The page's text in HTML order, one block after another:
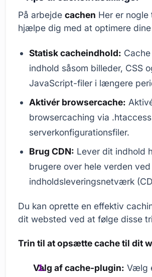
På arbejde cachen Her er nogle
hjælpe dig med at optimere
Statisk cacheindhold:
indhold såsom billeder, CSS
JavaScript-filer i længere
Aktivér browsercache:
browsercaching via
serverkonfigurationsfiler.
Brug CDN: Lever dit indhold
brugere over hele verden
indholdsleveringsnetværk
Du kan oprette en effektiv
dit websted ved at følge disse
Trin til at opsætte cache til dit
Valg af cache-plugin: Vælg